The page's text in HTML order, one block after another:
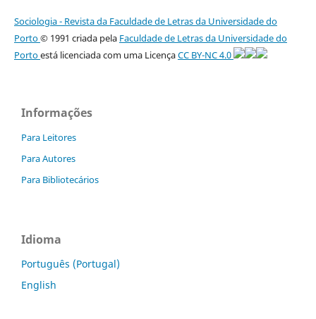
Sociologia - Revista da Faculdade de Letras da Universidade do
Porto© 1991 criada pela Faculdade de Letras da Universidade do
Portoestá licenciada com uma LicençaCC BY-NC 4.0
Informações
Para Leitores
Para Autores
Para Bibliotecários
Idioma
Português (Portugal)
English